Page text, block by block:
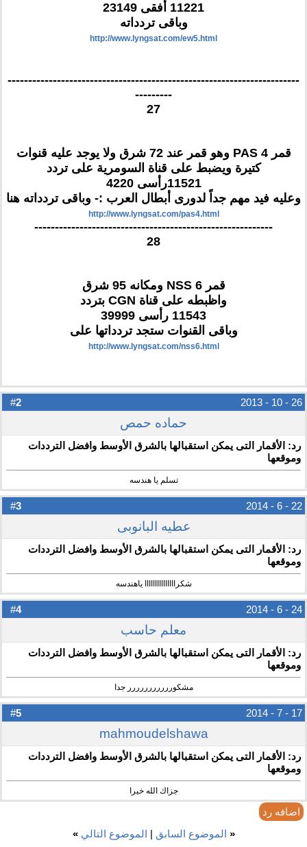
11221 أفقى 23149
وباقى تردداته
http://www.lyngsat.com/ew5.html
-----------------------------------------------------------------------
---------
27
قمر PAS 4 وهو قمر عند 72 شرق ولا يوجد عليه قنوات
كتيرة ويضبط على قناة السومرية على تردد
11521رأسى 4220
وعليه فيد مهم جداً لدورى أبطال العرب :- وباقى تردداته هنا
http://www.lyngsat.com/pas4.html
----------------------------------------------------------
28
قمر NSS 6 ومكانه 95 شرق
واظبطه على قناة CGN بتردد
11543 رأسى 39999
وباقى القنوات ستجد تردداتها على
http://www.lyngsat.com/nss6.html
2 26 - 10 - 2013
حماده حمص
رد: الأقمار التى يمكن استقبالها بالشرق الأوسط وافضل الترددات
وموقعها
تسلم يا هندسه
3 22 - 6 - 2014
عطيه البانوبى
رد: الأقمار التى يمكن استقبالها بالشرق الأوسط وافضل الترددات
وموقعها
شكرااااااااااااااا ياهندسه
#
4 24 - 6 - 2014
معلم حاسب
رد: الأقمار التى يمكن استقبالها بالشرق الأوسط وافضل الترددات
وموقعها
مشكوررررررررررر جدا
5 17 - 7 - 2014
mahmoudelshawa
رد: الأقمار التى يمكن استقبالها بالشرق الأوسط وافضل الترددات
وموقعها
جزاك الله خيرا
اضافه رد
« الموضوع السابق | الموضوع التالي »